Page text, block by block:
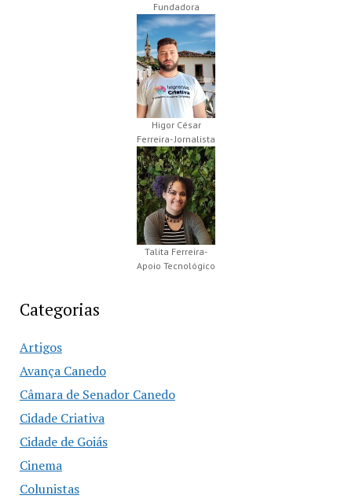
Fundadora
Higor César
Ferreira- Jornalista
Talita Ferreira-
Apoio Tecnológico
Categorias
Artigos
Avança Canedo
Câmara de Senador Canedo
Cidade Criativa
Cidade de Goiás
Cinema
Colunistas